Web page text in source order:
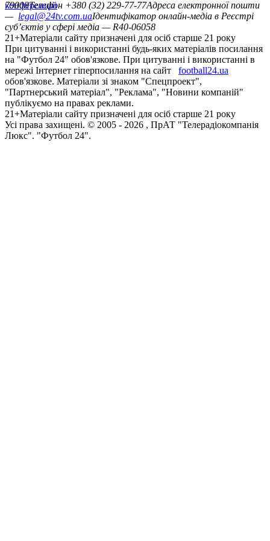
конференцій
79008Телефон +380 (32) 229-77-77Адреса електронної пошти
— legal@24tv.com.uaІдентифікатор онлайн-медіа в Реєстрі
суб’єктів у сфері медіа — R40-06058
21+Матеріали сайту призначені для осіб старше 21 року
При цитуванні і використанні будь-яких матеріалів посилання
на "Футбол 24" обов'язкове. При цитуванні і використанні в
мережі Інтернет гіперпосилання на сайт
football24.ua
обов'язкове. Матеріали зі знаком "Спецпроект",
"Партнерський матеріал", "Реклама", "Новини компаній"
публікуємо на правах реклами.
21+Матеріали сайту призначені для осіб старше 21 року
Усi права захищенi. © 2005 - 2026 , ПрАТ "Телерадіокомпанія
Люкс". "Футбол 24".